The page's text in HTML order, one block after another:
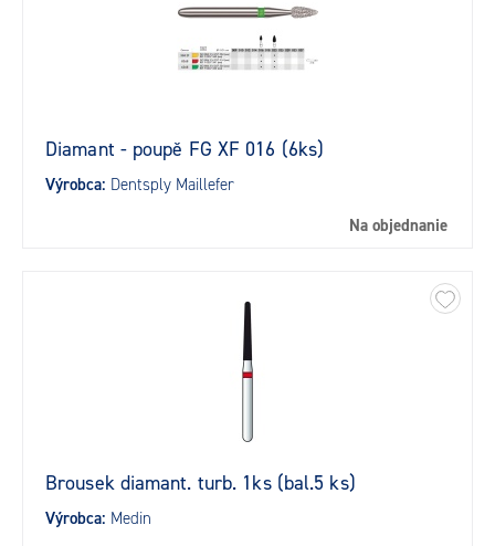
Diamant - poupě FG XF 016 (6ks)
Výrobca: Dentsply Maillefer
Na objednanie
Brousek diamant. turb. 1ks (bal.5 ks)
Výrobca: Medin